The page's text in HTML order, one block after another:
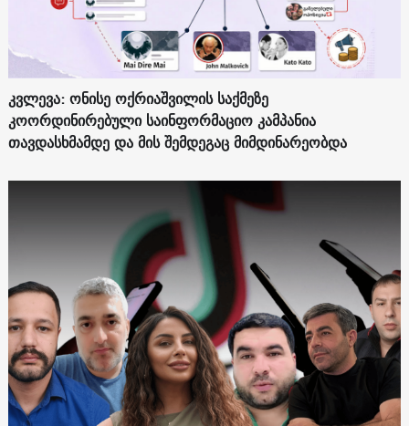
კვლევა: ონისე ოქრიაშვილის საქმეზე
კოორდინირებული საინფორმაციო კამპანია
თავდასხმამდე და მის შემდეგაც მიმდინარეობდა